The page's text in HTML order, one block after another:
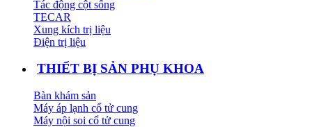
Tác động cột sống
TECAR
Xung kích trị liệu
Điện trị liệu
THIẾT BỊ SẢN PHỤ KHOA
Bàn khám sản
Máy áp lạnh cổ tử cung
Máy nội soi cổ tử cung